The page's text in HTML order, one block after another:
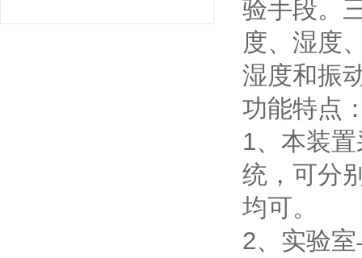
验手段。
度、湿度
湿度和振
功能特点
1、本装
统，可分
均可。
2、实验